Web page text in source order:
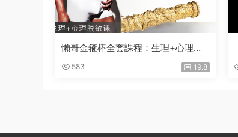
懶哥金箍棒全套課程：生理+心理脫
583 19.8